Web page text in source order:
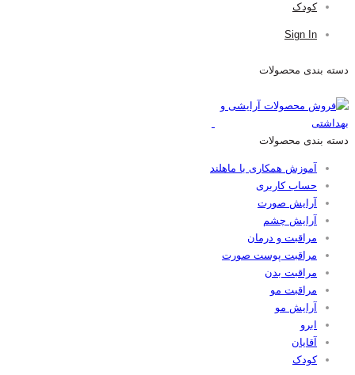
کودک
Sign In
دسته بندی محصولات
دسته بندی محصولات
آموزش همکاری با ماهلند
حساب کاربری
آرایش صورت
آرایش چشم
مراقبت و درمان
مراقبت پوست صورت
مراقبت بدن
مراقبت مو
آرایش مو
ابرو
آقایان
کودک